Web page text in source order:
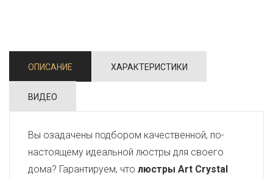
ОПИСАНИЕ ХАРАКТЕРИСТИКИ
ВИДЕО
Вы озадачены подбором качественной, по-
настоящему идеальной люстры для своего
дома? Гарантируем, что люстры Art Crystal